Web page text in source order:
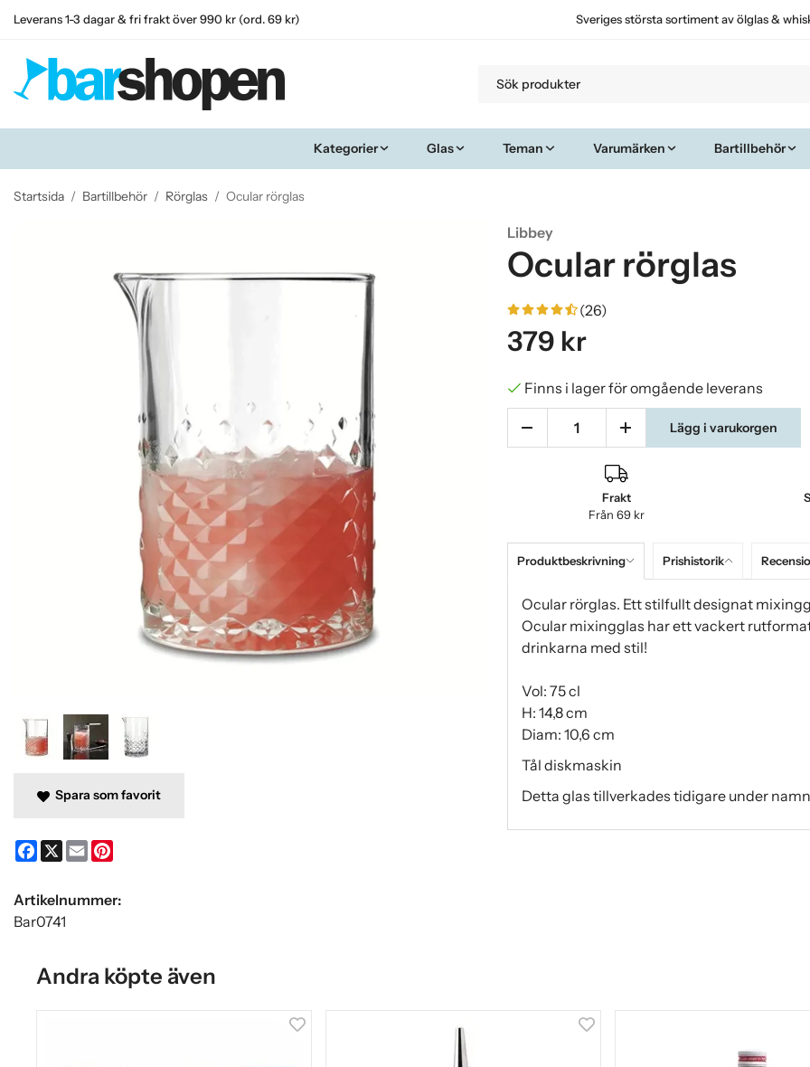
Leverans 1-3 dagar & fri frakt över 990 kr (ord. 69 kr) Sveriges största sortiment av ölglas &
Kategorier Glas Teman Varumärken Bartillbehör
Startsida / Bartillbehör / Rörglas / Ocular rörglas
Libbey
Ocular rörglas
(26)
379 kr
Finns i lager för omgående leverans
Lägg i varukorgen
Frakt
Från 69 kr
Produktbeskrivning Prishistorik
Ocular rörglas. Ett stilfullt designat
Ocular mixingglas har ett vackert
drinkarna med stil!
Vol: 75 cl
H: 14,8 cm
Diam: 10,6 cm
Tål diskmaskin
Detta glas tillverkades tidigare under
Spara som favorit
Facebook
X Email
Artikelnummer:
Bar0741
Andra köpte även